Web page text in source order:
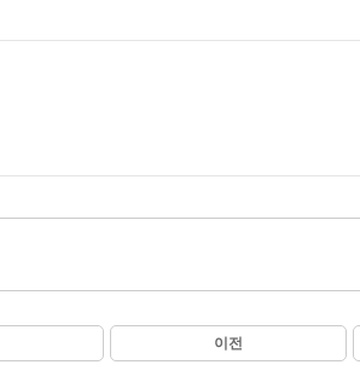
이전